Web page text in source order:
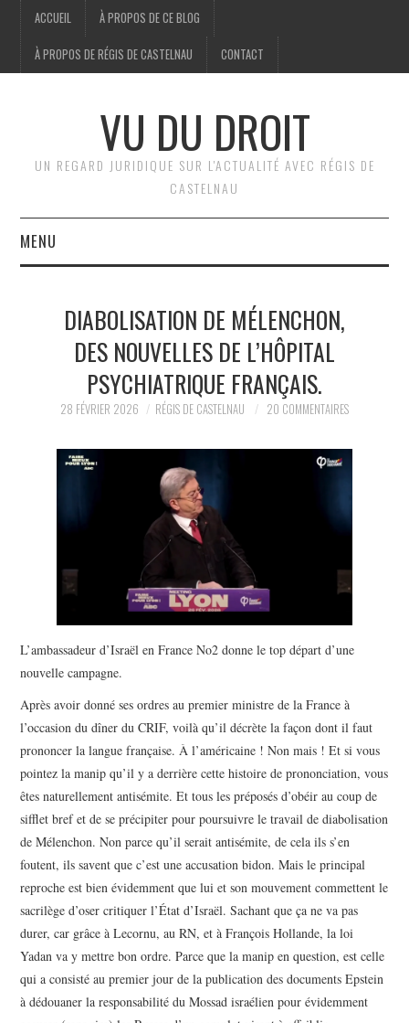
ACCUEIL À PROPOS DE CE BLOG
À PROPOS DE RÉGIS DE CASTELNAU CONTACT
VU DU DROIT
UN REGARD JURIDIQUE SUR L'ACTUALITÉ AVEC RÉGIS DE
CASTELNAU
MENU
BRÈVES
JURIDIQUE
HISTOIRE
CULTURE
SPORT
DIABOLISATION DE MÉLENCHON,
DES NOUVELLES DE L’HÔPITAL
PSYCHIATRIQUE FRANÇAIS.
28 FÉVRIER 2026 RÉGIS DE CASTELNAU 20 COMMENTAIRES
L’ambassadeur d’Israël en France No2 donne le top départ d’une
nouvelle campagne.
Après avoir donné ses ordres au premier ministre de la France à
l’occasion du dîner du CRIF, voilà qu’il décrète la façon dont il faut
prononcer la langue française. À l’américaine ! Non mais ! Et si vous
pointez la manip qu’il y a derrière cette histoire de prononciation, vous
êtes naturellement antisémite. Et tous les préposés d’obéir au coup de
sifflet bref et de se précipiter pour poursuivre le travail de diabolisation
de Mélenchon. Non parce qu’il serait antisémite, de cela ils s’en
foutent, ils savent que c’est une accusation bidon. Mais le principal
reproche est bien évidemment que lui et son mouvement commettent le
sacrilège d’oser critiquer l’État d’Israël. Sachant que ça ne va pas
durer, car grâce à Lecornu, au RN, et à François Hollande, la loi
Yadan va y mettre bon ordre. Parce que la manip en question, est celle
qui a consisté au premier jour de la publication des documents Epstein
à dédouaner la responsabilité du Mossad israélien pour évidemment